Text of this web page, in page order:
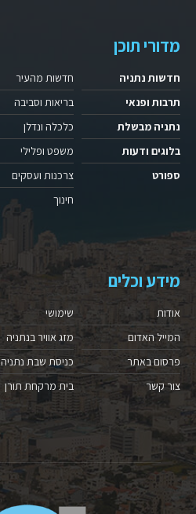
מדורי תוכן
חדשות נתניה
תרבות ופנאי
נתניה מבשלת
בלוגים ודעות
ספורט
חדשות מהעיר
בריאות וסביבה
כלכלה ונדלן
משפט ופלילי
צרכנות ועסקים
חינוך
מידע וכלים
אודות
המייל האדום
פרסום באתר
צור קשר
שימושי
מזג אוויר בנתניה
כניסת שבת נתניה
בית מרקחת תורן